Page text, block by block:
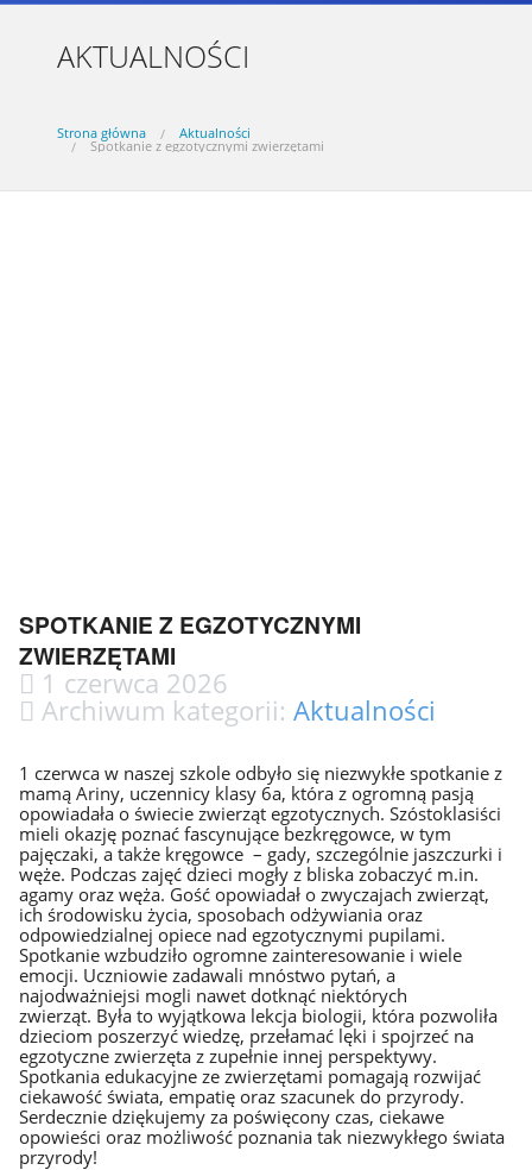
AKTUALNOŚCI
Strona główna Aktualności
Spotkanie z egzotycznymi zwierzętami
SPOTKANIE Z EGZOTYCZNYMI
ZWIERZĘTAMI
1 czerwca 2026
Archiwum kategorii: Aktualności
1 czerwca w naszej szkole odbyło się niezwykłe spotkanie z
mamą Ariny, uczennicy klasy 6a, która z ogromną pasją
opowiadała o świecie zwierząt egzotycznych. Szóstoklasiści
mieli okazję poznać fascynujące bezkręgowce, w tym
pajęczaki, a także kręgowce – gady, szczególnie jaszczurki i
węże. Podczas zajęć dzieci mogły z bliska zobaczyć m.in.
agamy oraz węża. Gość opowiadał o zwyczajach zwierząt,
ich środowisku życia, sposobach odżywiania oraz
odpowiedzialnej opiece nad egzotycznymi pupilami.
Spotkanie wzbudziło ogromne zainteresowanie i wiele
emocji. Uczniowie zadawali mnóstwo pytań, a
najodważniejsi mogli nawet dotknąć niektórych
zwierząt. Była to wyjątkowa lekcja biologii, która pozwoliła
dzieciom poszerzyć wiedzę, przełamać lęki i spojrzeć na
egzotyczne zwierzęta z zupełnie innej perspektywy.
Spotkania edukacyjne ze zwierzętami pomagają rozwijać
ciekawość świata, empatię oraz szacunek do przyrody.
Serdecznie dziękujemy za poświęcony czas, ciekawe
opowieści oraz możliwość poznania tak niezwykłego świata
przyrody!